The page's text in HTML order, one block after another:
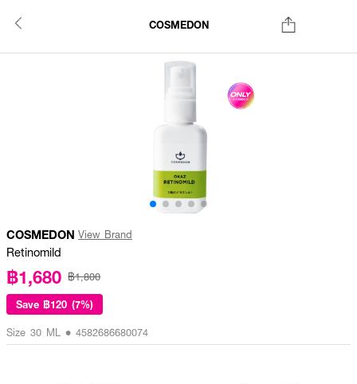
COSMEDON
COSMEDON View Brand
Retinomild
฿1,680 ฿1,800
Save ฿120 (7%)
Size 30 ML • 4582686680074